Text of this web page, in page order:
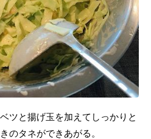
ツと揚げ玉を加えてしっかりと
のタネができあがる。